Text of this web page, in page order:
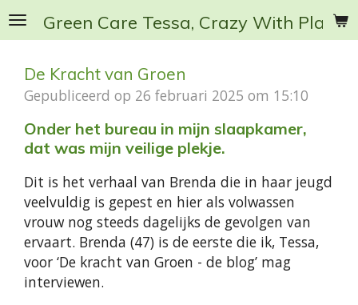
Ga
direct
hoofdinhoud
Green Care Tessa, Crazy With Plants
De Kracht van Groen
Gepubliceerd op 26 februari 2025 om 15:10
Onder het bureau in mijn slaapkamer,
dat was mijn veilige plekje.
Dit is het verhaal van Brenda die in haar jeugd
veelvuldig is gepest en hier als volwassen
vrouw nog steeds dagelijks de gevolgen van
ervaart. Brenda (47) is de eerste die ik, Tessa,
voor ‘De kracht van Groen - de blog’ mag
interviewen.